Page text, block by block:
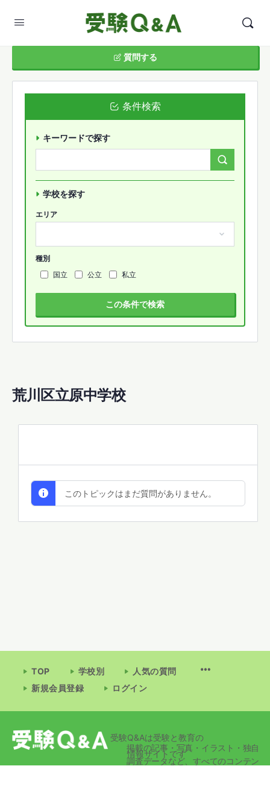
荒川区立原中学校
このトピックはまだ質問がありません。
質問する
条件検索
キーワードで探す
学校を探す
エリア
種別
国立
公立 私立
この条件で検索
TOP 学校別
人気の質問
新規会員登録
ログイン
受験Q&Aは受験と教育の
情報サイトです
掲載の記事・写真・イラスト・独自
調査データなど、すべてのコンテン